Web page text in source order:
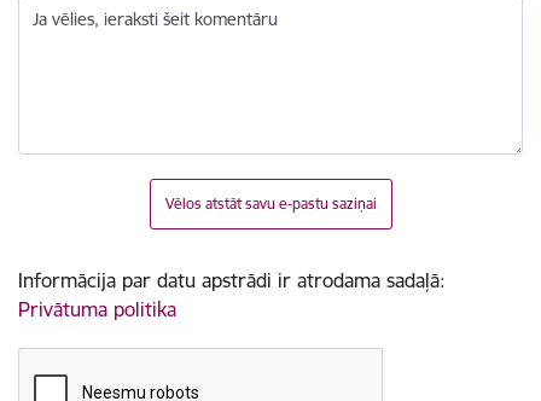
Ja vēlies, ieraksti šeit komentāru
Vēlos atstāt savu e-pastu saziņai
Informācija par datu apstrādi ir atrodama sadaļā:
Privātuma politika